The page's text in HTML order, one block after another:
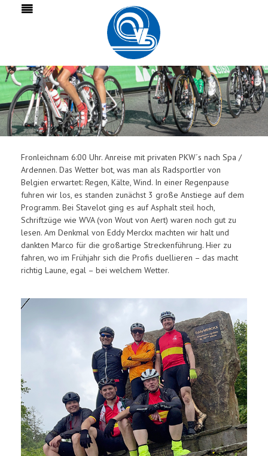
Fronleichnam 6:00 Uhr. Anreise mit privaten PKW´s nach Spa /
Ardennen. Das Wetter bot, was man als Radsportler von
Belgien erwartet: Regen, Kälte, Wind. In einer Regenpause
fuhren wir los, es standen zunächst 3 große Anstiege auf dem
Programm. Bei Stavelot ging es auf Asphalt steil hoch,
Schriftzüge wie WVA (von Wout von Aert) waren noch gut zu
lesen. Am Denkmal von Eddy Merckx machten wir halt und
dankten Marco für die großartige Streckenführung. Hier zu
fahren, wo im Frühjahr sich die Profis duellieren – das macht
richtig Laune, egal – bei welchem Wetter.